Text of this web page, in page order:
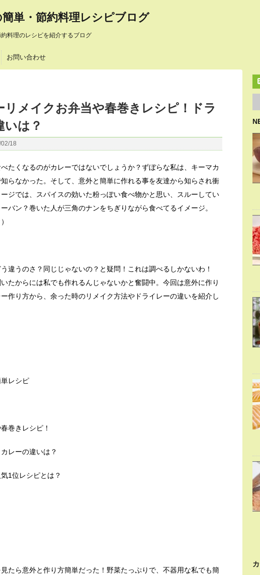
単・節約料理レシピブログ
料理のレシピを紹介するブログ
お問い合わせ
リメイクお弁当や春巻きレシピ！ドラ
いは？
18
たくなるのがカレーではないでしょうか？ずぼらな私は、キーマカ
らなかった。そして、意外と簡単に作れる事を友達から知らされ衝
ジでは、スパイスの効いた粉っぽい食べ物かと思い、スルーしてい
バン？巻いた人が三角のナンをちぎりながら食べてるイメージ。
違うのさ？同じじゃないの？と疑問！これは調べるしかないわ！
たからには私でも作れるんじゃないかと奮闘中。今回は意外に作り
作り方から、余った時のリメイク方法やドライレーの違いを紹介し
レシピ
巻きレシピ！
レーの違いは？
1位レシピとは？
たら意外と作り方簡単だった！野菜たっぷりで、不器用な私でも簡